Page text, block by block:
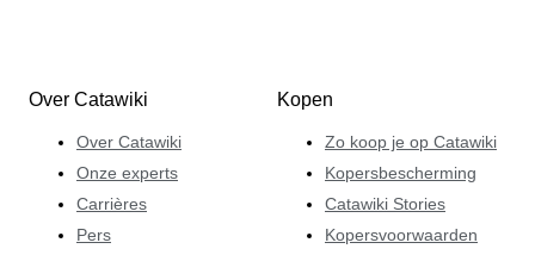
Over Catawiki
Over Catawiki
Onze experts
Carrières
Pers
Kopen
Zo koop je op Catawiki
Kopersbescherming
Catawiki Stories
Kopersvoorwaarden